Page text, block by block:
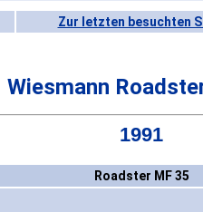
Zur letzten besuchten
Wiesmann
1991
Roadster MF 35